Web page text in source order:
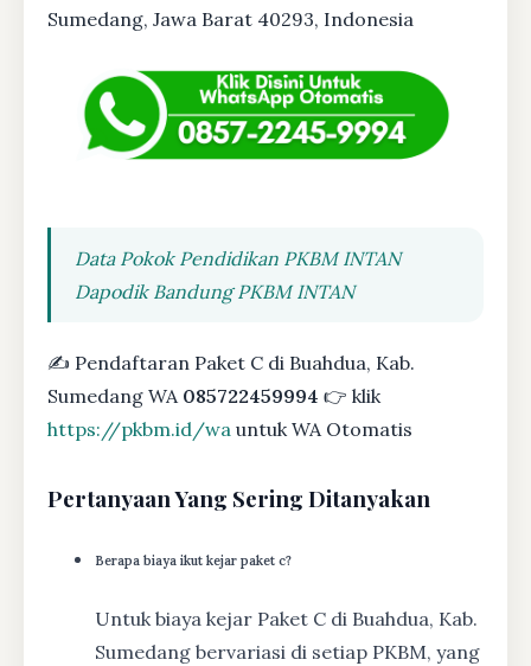
Sumedang, Jawa Barat 40293, Indonesia
Data Pokok Pendidikan PKBM INTAN
Dapodik Bandung PKBM INTAN
✍ Pendaftaran Paket C di Buahdua, Kab.
Sumedang WA 085722459994 👉 klik
https://pkbm.id/wa untuk WA Otomatis
Pertanyaan Yang Sering Ditanyakan
Berapa biaya ikut kejar paket c?
Untuk biaya kejar Paket C di Buahdua, Kab.
Sumedang bervariasi di setiap PKBM, yang